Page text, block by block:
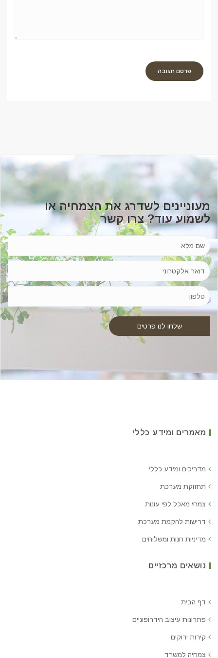
מעוניינים לשדרג את הצמחיה או
לשמוע עוד? צרו קשר
מאמרים ומידע כללי
מדריכים ומידע כללי
תחזוקת מערכת
צמחי מאכל לפי עונות
דרישות להקמת מערכת
מדיניות חנות ומשלוחים
נושאים מרכזיים
דף הבית
פתרונות עיצוב הידרופוניים
קירות ירוקים
צמחיה למשרד